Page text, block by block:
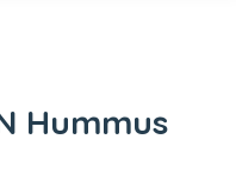
Hummus